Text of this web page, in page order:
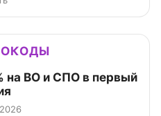
на ВО и СПО в первый